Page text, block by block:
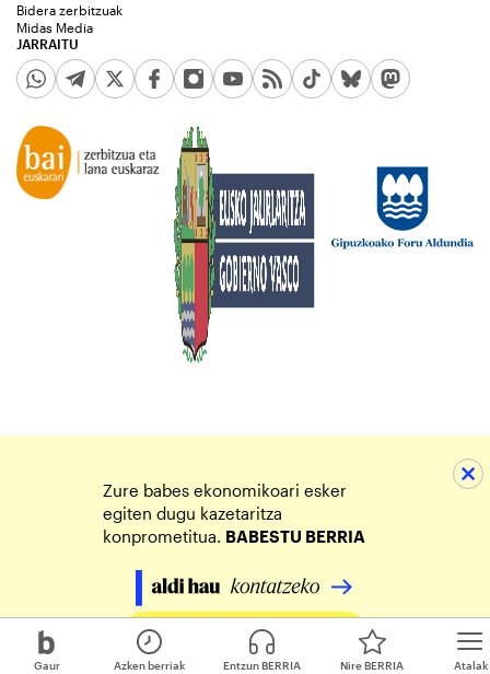
Gaur Atalak
Azken berriak Entzun BERRIA Nire BERRIA
JARRAITU
Bidera zerbitzuak
Midas Media
Zure babes ekonomikoari esker
egiten dugu kazetaritza
konprometitua. BABESTU BERRIA
Egin zure ekarpena